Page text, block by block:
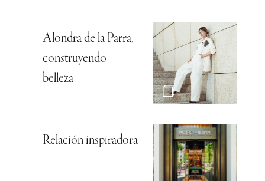
Alondra de la Parra,
construyendo
belleza
Relación inspiradora